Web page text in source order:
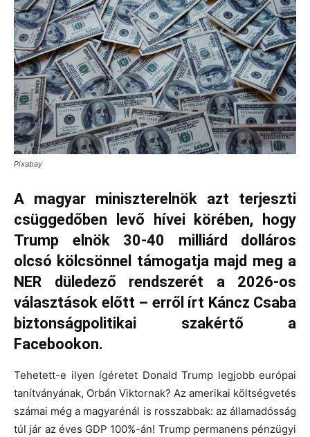
Pixabay
A magyar miniszterelnök azt terjeszti
csüggedőben levő hívei körében, hogy
Trump elnök 30-40 milliárd dolláros
olcsó kölcsönnel támogatja majd meg a
NER düledező rendszerét a 2026-os
választások előtt – erről írt Káncz Csaba
biztonságpolitikai szakértő a
Facebookon.
Tehetett-e ilyen ígéretet Donald Trump legjobb európai
tanítványának, Orbán Viktornak? Az amerikai költségvetés
számai még a magyarénál is rosszabbak: az államadósság
túl jár az éves GDP 100%-án! Trump permanens pénzügyi